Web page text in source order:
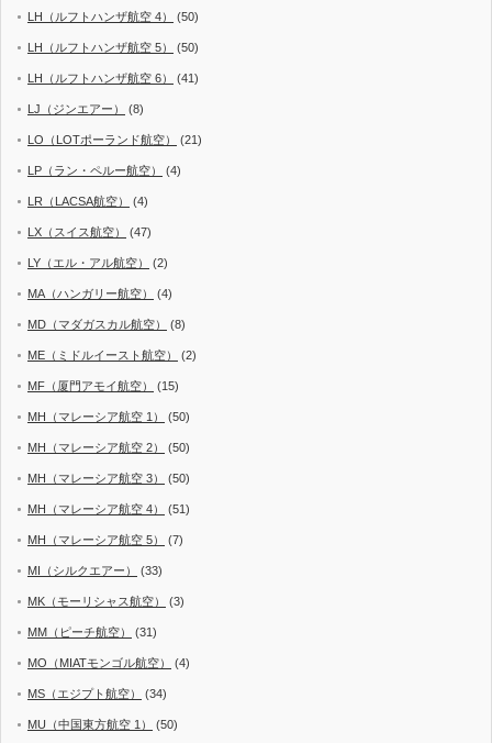
LH（ルフトハンザ航空 4） (50)
LH（ルフトハンザ航空 5） (50)
LH（ルフトハンザ航空 6） (41)
LJ（ジンエアー） (8)
LO（LOTポーランド航空） (21)
LP（ラン・ペルー航空） (4)
LR（LACSA航空） (4)
LX（スイス航空） (47)
LY（エル・アル航空） (2)
MA（ハンガリー航空） (4)
MD（マダガスカル航空） (8)
ME（ミドルイースト航空） (2)
MF（厦門アモイ航空） (15)
MH（マレーシア航空 1） (50)
MH（マレーシア航空 2） (50)
MH（マレーシア航空 3） (50)
MH（マレーシア航空 4） (51)
MH（マレーシア航空 5） (7)
MI（シルクエアー） (33)
MK（モーリシャス航空） (3)
MM（ピーチ航空） (31)
MO（MIATモンゴル航空） (4)
MS（エジプト航空） (34)
MU（中国東方航空 1） (50)